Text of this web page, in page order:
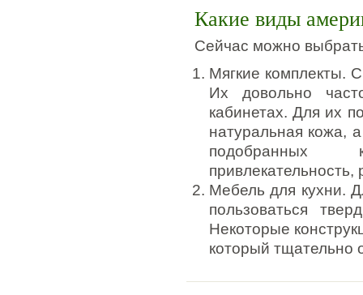
Какие виды
Сейчас можно
Мягкие комплекты.
Их довольно
кабинетах. Для их
натуральная кожа,
подобранных
привлекательность,
Мебель для кухни.
пользоваться
Некоторые
который тщательно